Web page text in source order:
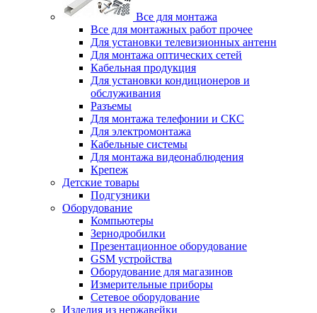
Все для монтажа
Все для монтажных работ прочее
Для установки телевизионных антенн
Для монтажа оптических сетей
Кабельная продукция
Для установки кондиционеров и
обслуживания
Разъемы
Для монтажа телефонии и СКС
Для электромонтажа
Кабельные системы
Для монтажа видеонаблюдения
Крепеж
Детские товары
Подгузники
Оборудование
Компьютеры
Зернодробилки
Презентационное оборудование
GSM устройства
Оборудование для магазинов
Измерительные приборы
Сетевое оборудование
Изделия из нержавейки